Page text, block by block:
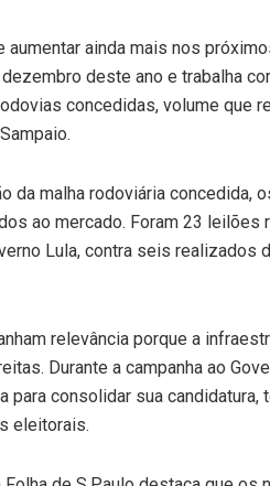
aumentar ainda mais nos
deste ano e trabalha
concedidas, volume que
da malha rodoviária concedida,
ao mercado. Foram 23
Lula, contra seis realizados
relevância porque a
Durante a campanha ao
para consolidar sua candidatura,
eleitorais.